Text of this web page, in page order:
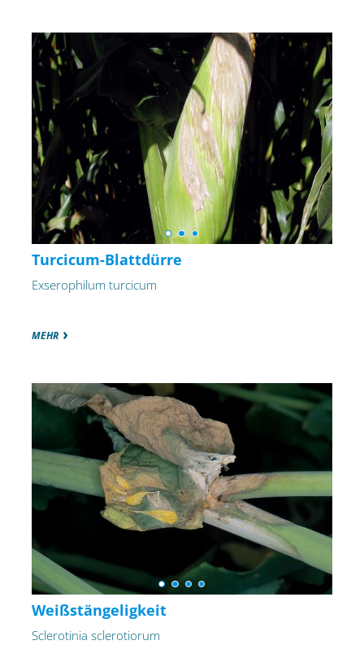
Turcicum-Blattdürre
Exserophilum turcicum
MEHR
Weißstängeligkeit
Sclerotinia sclerotiorum